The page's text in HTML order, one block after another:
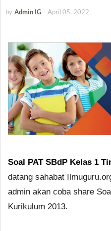
by Admin IG - April 05, 2022
Soal PAT SBdP Kelas 1
datang sahabat
admin akan coba share
Kurikulum 2013.